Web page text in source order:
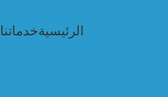
الرئيسيةخدماتنا